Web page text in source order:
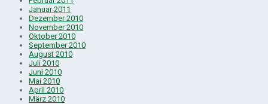
Januar 2011
Dezember 2010
November 2010
Oktober 2010
September 2010
August 2010
Juli 2010
Juni 2010
Mai 2010
April 2010
März 2010